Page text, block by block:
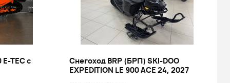
2027
GLADIATOR K8 NB300 (21/18)